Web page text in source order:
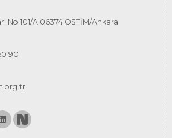
No:101/A 06374 OSTİM/Ankara
90